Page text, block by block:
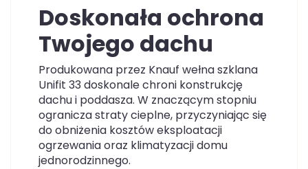
Doskonała ochrona
Twojego dachu
Produkowana przez Knauf wełna szklana
Unifit 33 doskonale chroni konstrukcję
dachu i poddasza. W znaczącym stopniu
ogranicza straty cieplne, przyczyniając się
do obniżenia kosztów eksploatacji
ogrzewania oraz klimatyzacji domu
jednorodzinnego.